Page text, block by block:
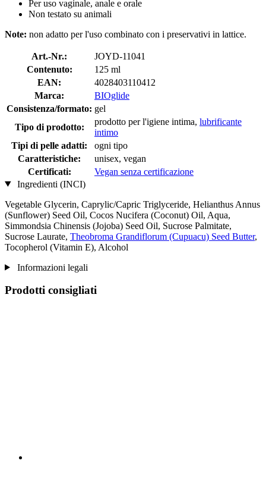
Per uso vaginale, anale e orale
Non testato su animali
Note: non adatto per l'uso combinato con i preservativi in lattice.
Art.-Nr.:
JOYD-11041
Contenuto:
125 ml
EAN:
4028403110412
Marca:
BIOglide
Consistenza/formato: gel
Tipo di prodotto:
prodotto per l'igiene intima, lubrificante
intimo
Tipi di pelle adatti:
ogni tipo
Caratteristiche:
unisex, vegan
Certificati:
Vegan senza certificazione
Ingredienti (INCI)
Vegetable Glycerin, Caprylic/Capric Triglyceride, Helianthus Annus
(Sunflower) Seed Oil, Cocos Nucifera (Coconut) Oil, Aqua,
Simmondsia Chinensis (Jojoba) Seed Oil, Sucrose Palmitate,
Sucrose Laurate, Theobroma Grandiflorum (Cupuacu) Seed Butter,
Tocopherol (Vitamin E), Alcohol
Informazioni legali
Prodotti consigliati